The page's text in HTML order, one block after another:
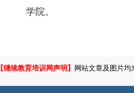
学院。
【继续教育培训网声明】 网站文章及图片均